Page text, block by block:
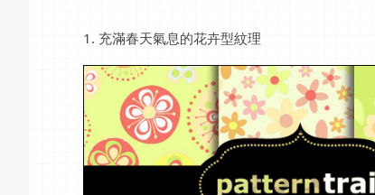
1. 充滿春天氣息的花卉型紋理